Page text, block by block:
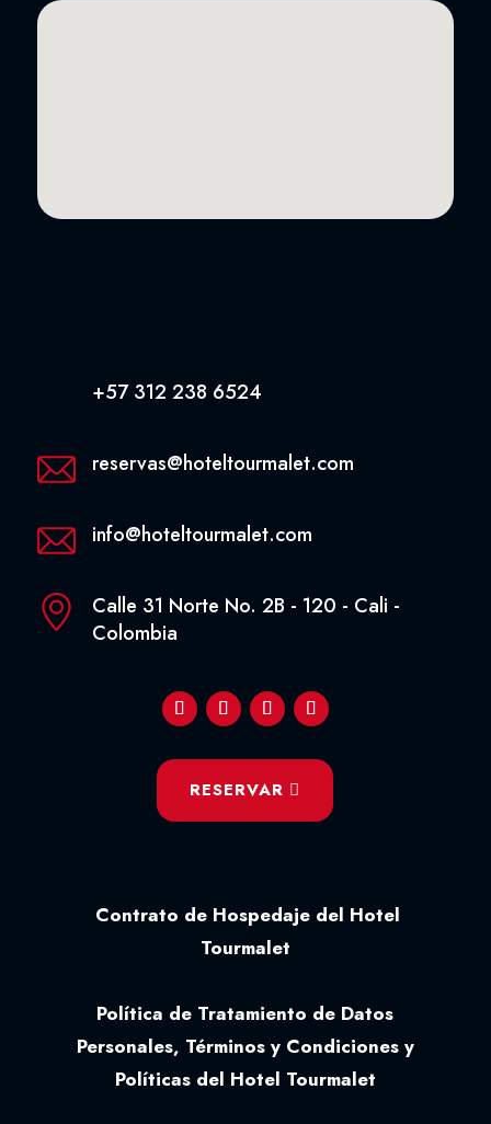
+57 312 238 6524
reservas@hoteltourmalet.com
info@hoteltourmalet.com
Calle 31 Norte No. 2B - 120 - Cali -
Colombia
RESERVAR
Contrato de Hospedaje del Hotel
Tourmalet
Política de Tratamiento de Datos
Personales, Términos y Condiciones y
Políticas del Hotel Tourmalet